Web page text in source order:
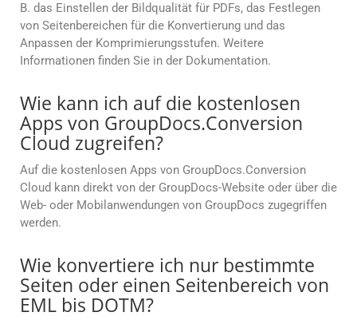
B. das Einstellen der Bildqualität für PDFs, das Festlegen
von Seitenbereichen für die Konvertierung und das
Anpassen der Komprimierungsstufen. Weitere
Informationen finden Sie in der Dokumentation.
Wie kann ich auf die kostenlosen
Apps von GroupDocs.Conversion
Cloud zugreifen?
Auf die kostenlosen Apps von GroupDocs.Conversion
Cloud kann direkt von der GroupDocs-Website oder über die
Web- oder Mobilanwendungen von GroupDocs zugegriffen
werden.
Wie konvertiere ich nur bestimmte
Seiten oder einen Seitenbereich von
EML bis DOTM?